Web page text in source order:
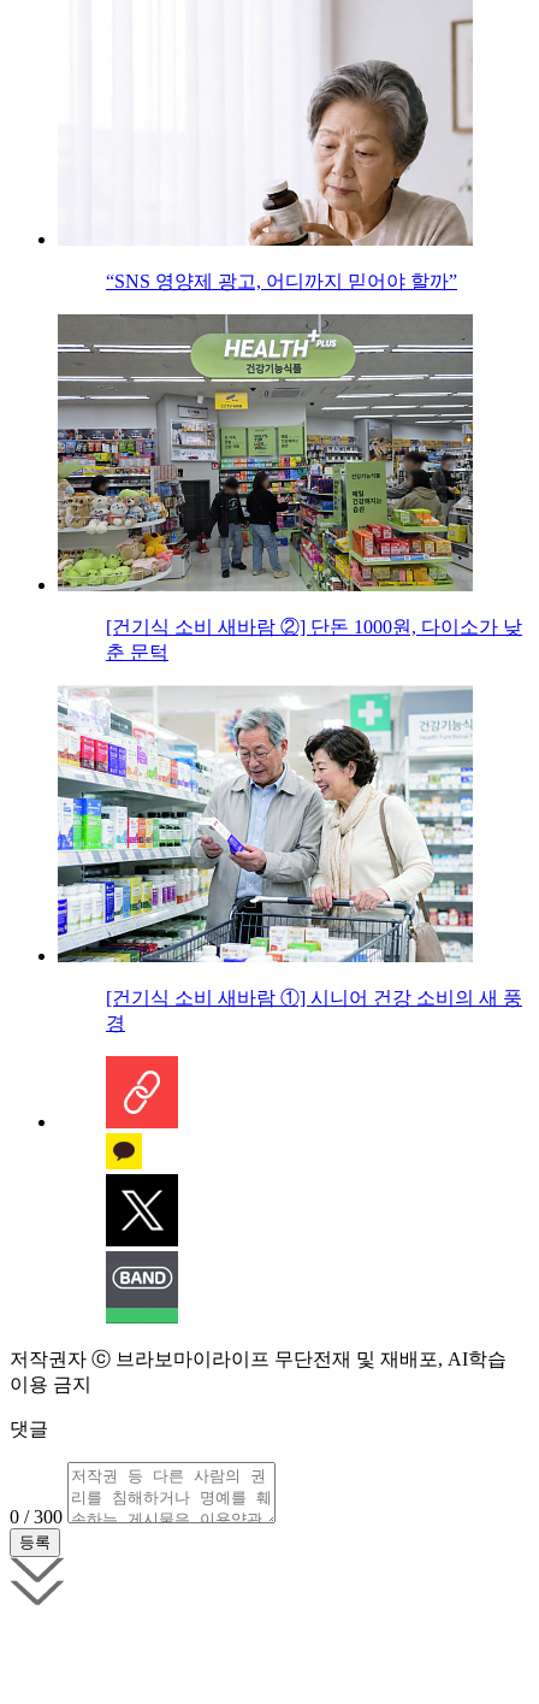
“SNS 영양제 광고, 어디까지 믿어야 할까”
[건기식 소비 새바람 ②] 단돈 1000원, 다이소가 낮
춘 문턱
[건기식 소비 새바람 ①] 시니어 건강 소비의 새 풍
경
저작권자 ⓒ 브라보마이라이프 무단전재 및 재배포, AI학습
이용 금지
댓글
0 / 300